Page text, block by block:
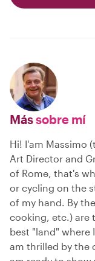
Mássobre mí
Hi! I'am Massimo
Art Director and
of Rome, that's
or cycling on the
of my hand. By
cooking, etc.) are
best "land" where
am thrilled by the